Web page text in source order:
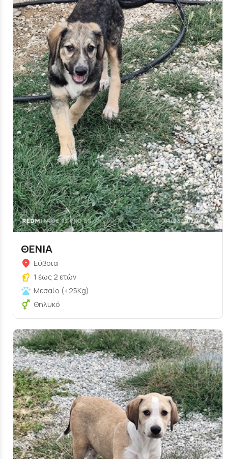
ΘΕΝΙΑ
Εύβοια
1 έως 2 ετών
Μεσαίο (<25Kg)
Θηλυκό